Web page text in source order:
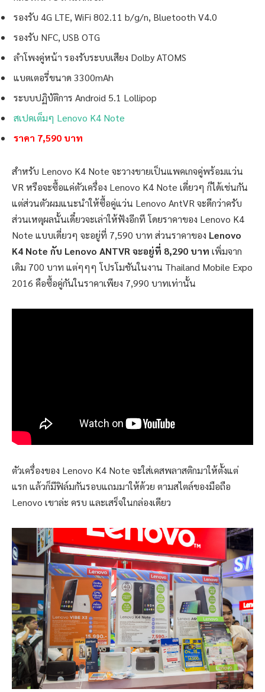
รองรับ 4G LTE, WiFi 802.11 b/g/n, Bluetooth V4.0
รองรับ NFC, USB OTG
ลำโพงคู่หน้า รองรับระบบเสียง Dolby ATOMS
แบตเตอรี่ขนาด 3300mAh
ระบบปฏิบัติการ Android 5.1 Lollipop
สเปคเต็มๆ Lenovo K4 Note
ราคา 7,590 บาท
สำหรับ Lenovo K4 Note จะวางขายเป็นแพคเกจคู่พร้อมแว่น
VR หรือจะซื้อแค่ตัวเครื่อง Lenovo K4 Note เดี่ยวๆ ก็ได้เช่นกัน
แต่ส่วนตัวผมแนะนำให้ซื้อคู่แว่น Lenovo AntVR จะดีกว่าครับ
ส่วนเหตุผลนั้นเดี๋ยวจะเล่าให้ฟังอีกที โดยราคาของ Lenovo K4
Note แบบเดี่ยวๆ จะอยู่ที่ 7,590 บาท ส่วนราคาของ Lenovo
K4 Note กับ Lenovo ANTVR จะอยู่ที่ 8,290 บาท เพิ่มจาก
เดิม 700 บาท แต่ๆๆๆ โปรโมชันในงาน Thailand Mobile Expo
2016 คือซื้อคู่กันในราคาเพียง 7,990 บาทเท่านั้น
ตัวเครื่องของ Lenovo K4 Note จะใส่เคสพลาสติกมาให้ตั้งแต่
แรก แล้วก็มีฟิล์มกันรอบแถมมาให้ด้วย ตามสไตล์ของมือถือ
Lenovo เขาล่ะ ครบ และเสร็จในกล่องเดียว